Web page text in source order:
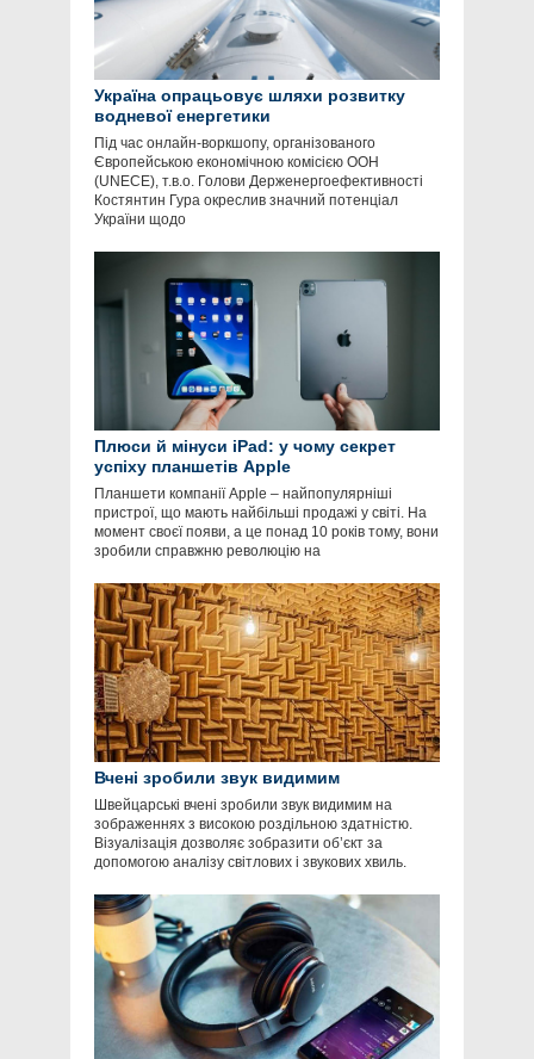
Україна опрацьовує шляхи розвитку
водневої енергетики
Під час онлайн-воркшопу, організованого
Європейською економічною комісією ООН
(UNECE), т.в.о. Голови Держенергоефективності
Костянтин Гура окреслив значний потенціал
України щодо
Плюси й мінуси iPad: у чому секрет
успіху планшетів Apple
Планшети компанії Apple – найпопулярніші
пристрої, що мають найбільші продажі у світі. На
момент своєї появи, а це понад 10 років тому, вони
зробили справжню революцію на
Вчені зробили звук видимим
Швейцарські вчені зробили звук видимим на
зображеннях з високою роздільною здатністю.
Візуалізація дозволяє зобразити об’єкт за
допомогою аналізу світлових і звукових хвиль.